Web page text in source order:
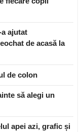
ajutat
de acasă la
de colon
să alegi un
apei azi, grafic și